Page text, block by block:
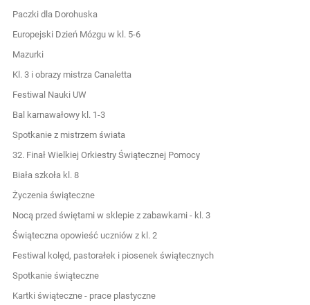
Paczki dla Dorohuska
Europejski Dzień Mózgu w kl. 5-6
Mazurki
Kl. 3 i obrazy mistrza Canaletta
Festiwal Nauki UW
Bal karnawałowy kl. 1-3
Spotkanie z mistrzem świata
32. Finał Wielkiej Orkiestry Świątecznej Pomocy
Biała szkoła kl. 8
Życzenia świąteczne
Nocą przed świętami w sklepie z zabawkami - kl. 3
Świąteczna opowieść uczniów z kl. 2
Festiwal kolęd, pastorałek i piosenek świątecznych
Spotkanie świąteczne
Kartki świąteczne - prace plastyczne